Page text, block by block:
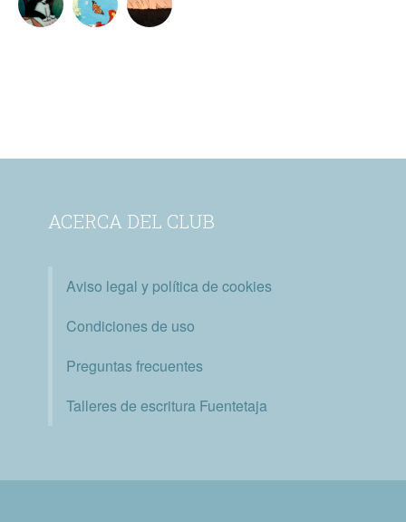
ACERCA DEL CLUB
Aviso legal y política de cookies
Condiciones de uso
Preguntas frecuentes
Talleres de escritura Fuentetaja